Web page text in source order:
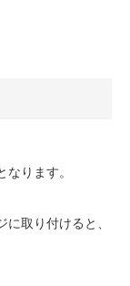
ります。
取り付けると、